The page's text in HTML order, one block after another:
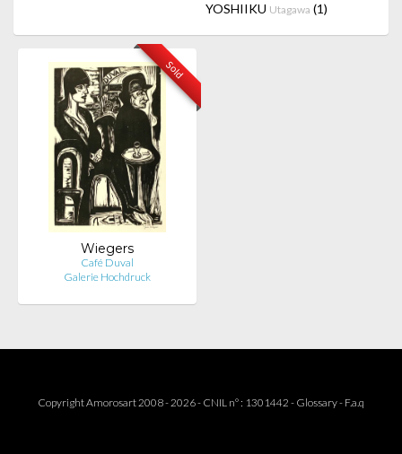
YOSHIIKU Utagawa (1)
Sold
Wiegers
Café Duval
Galerie Hochdruck
Copyright Amorosart 2008 - 2026 - CNIL n° : 1301442 - Glossary- F.a.q